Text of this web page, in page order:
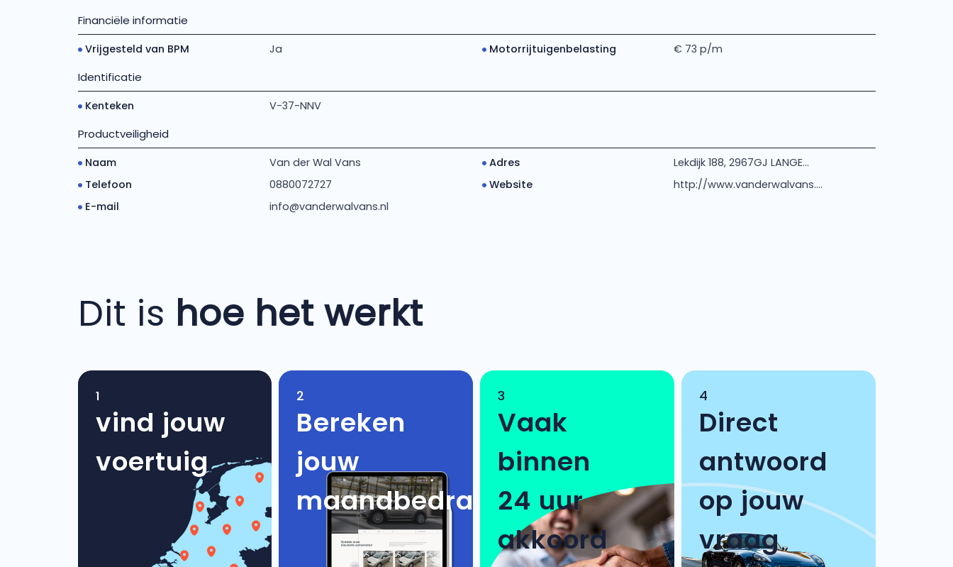
Financiële informatie
Vrijgesteld van BPM Ja Motorrijtuigenbelasting € 73 p/m
Identificatie
Kenteken V-37-NNV
Productveiligheid
Naam Van der Wal Vans Adres
Lekdijk 188, 2967GJ LANGE...
Telefoon
0880072727 Website
http://www.vanderwalvans....
E-mail
info@vanderwalvans.nl
Dit is hoe het werkt
1
vind jouw
voertuig
2
Bereken
jouw
maandbedrag
3
Vaak
binnen
24 uur
akkoord
4
Direct
antwoord
op jouw
vraag